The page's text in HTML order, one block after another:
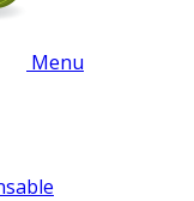
Menu